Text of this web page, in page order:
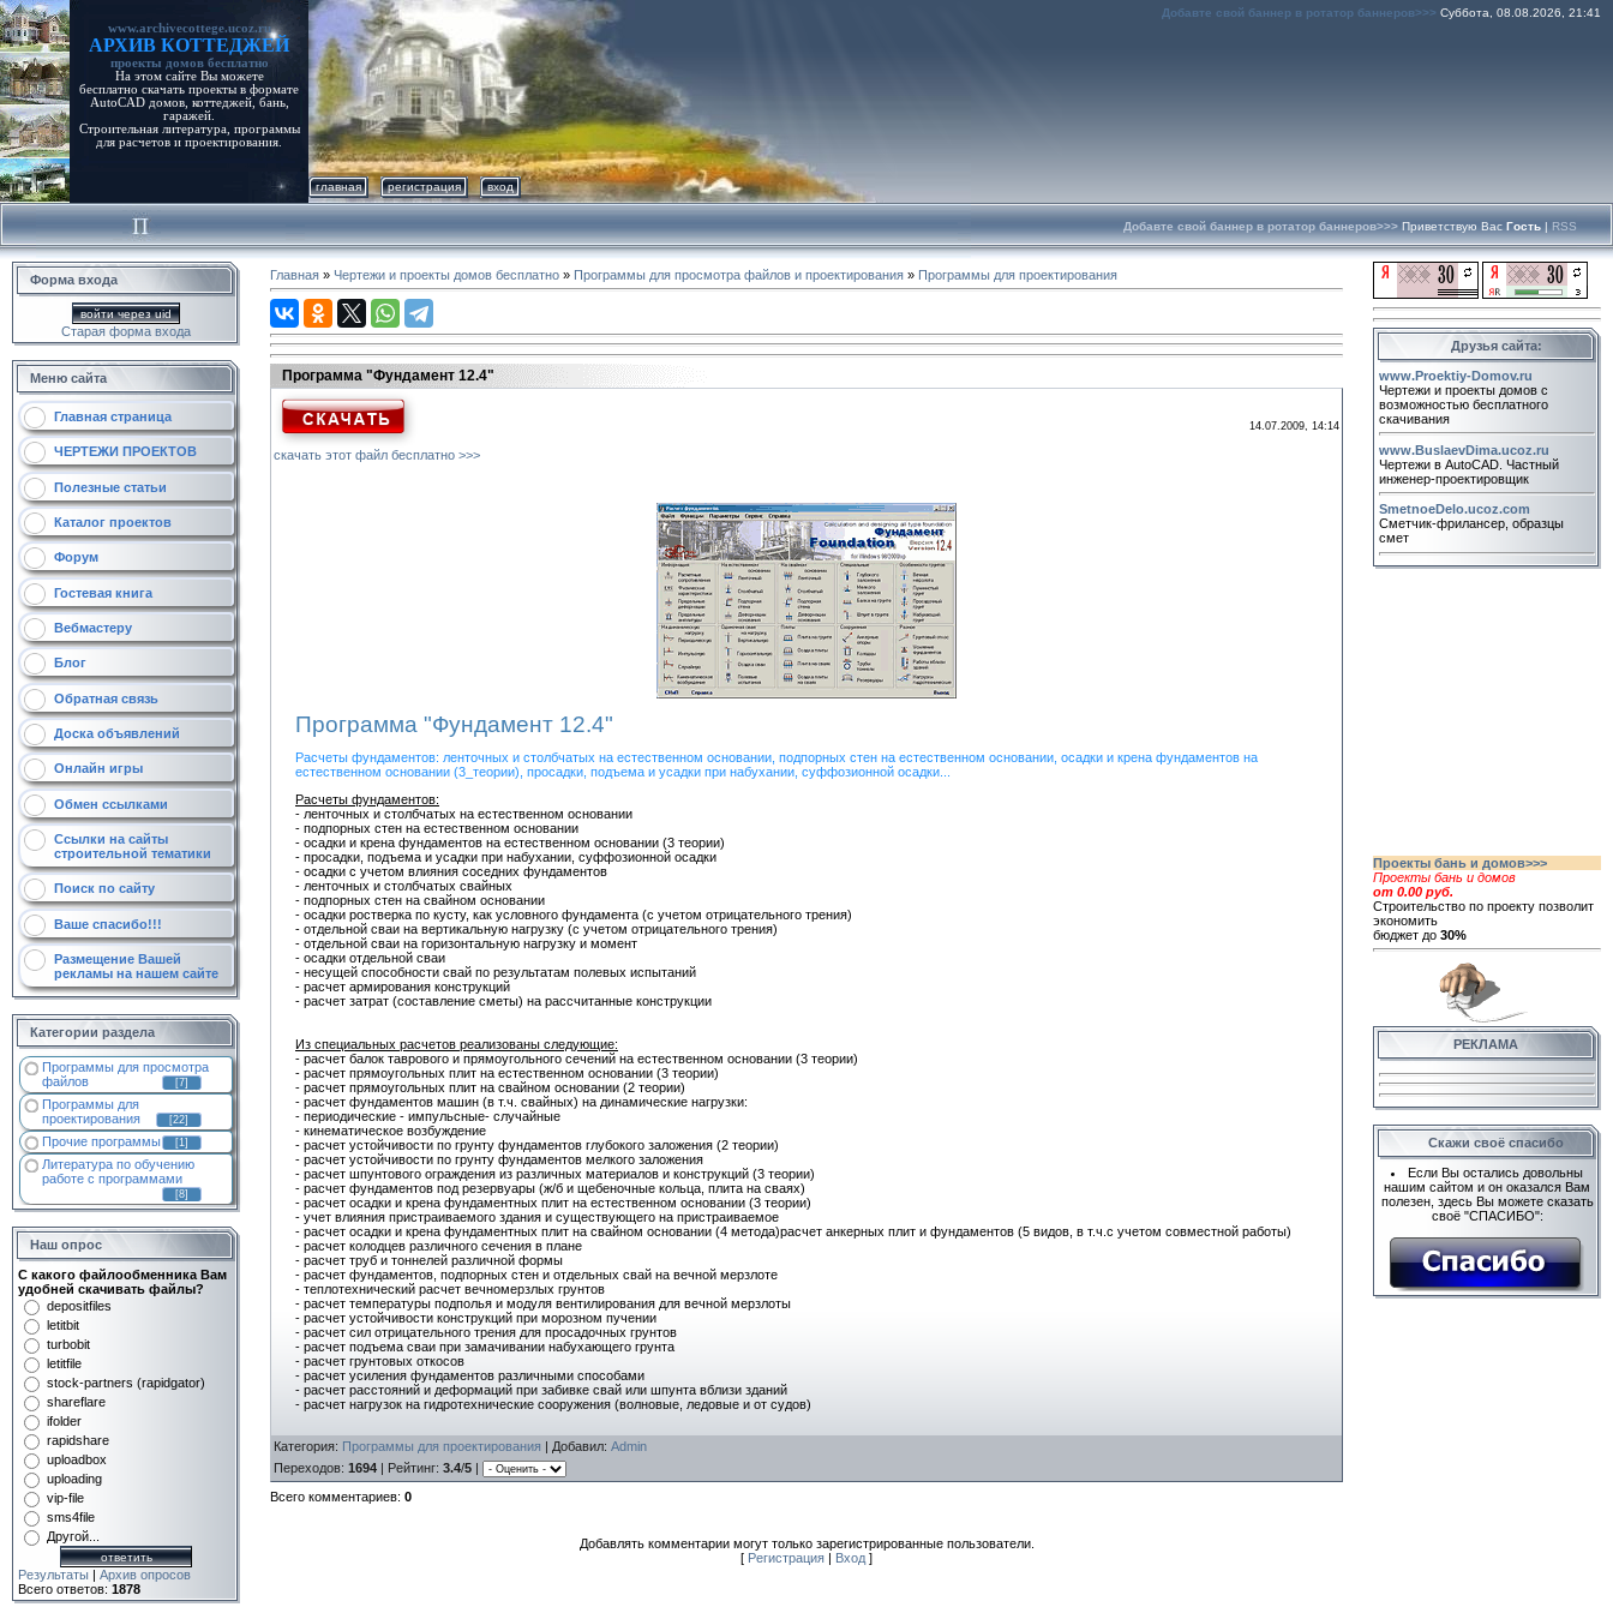
www.archivecottege.ucoz.ru
АРХИВ КОТТЕДЖЕЙ
проекты домов бесплатно
На этом сайте Вы можете
бесплатно скачать проекты в формате
AutoCAD домов, коттеджей, бань,
гаражей.
Строительная литература, программы
для расчетов и проектирования.
Добавте свой баннер в ротатор баннеров>>> Суббота, 08.08.2026, 21:41
главная регистрация вход
Добавте свой баннер в ротатор баннеров>>> Приветствую Вас Гость | RSS
Форма входа
войти через uid
Старая форма входа
Меню сайта
Главная страница
ЧЕРТЕЖИ ПРОЕКТОВ
Полезные статьи
Каталог проектов
Форум
Гостевая книга
Вебмастеру
Блог
Обратная связь
Доска объявлений
Онлайн игры
Обмен ссылками
Ссылки на сайты
строительной тематики
Поиск по сайту
Ваше спасибо!!!
Размещение Вашей
рекламы на нашем сайте
Категории раздела
Программы для просмотра
файлов
[7]
Программы для
проектирования
[22]
Прочие программы [1]
Литература по обучению
работе с программами
[8]
Наш опрос
С какого файлообменника Вам
удобней скачивать файлы?
depositfiles
letitbit
turbobit
letitfile
stock-partners (rapidgator)
shareflare
ifolder
rapidshare
uploadbox
uploading
vip-file
sms4file
Другой...
Результаты | Архив опросов
Всего ответов: 1878
Главная » Чертежи и проекты домов бесплатно » Программы для просмотра файлов и проектирования » Программы для проектирования
Программа "Фундамент 12.4"
скачать этот файл бесплатно >>>
14.07.2009, 14:14
Программа "Фундамент 12.4"
Расчеты фундаментов: ленточных и столбчатых на естественном основании, подпорных стен на естественном основании, осадки и крена фундаментов на
естественном основании (3_теории), просадки, подъема и усадки при набухании, суффозионной осадки...
Расчеты фундаментов:
- ленточных и столбчатых на естественном основании
- подпорных стен на естественном основании
- осадки и крена фундаментов на естественном основании (3 теории)
- просадки, подъема и усадки при набухании, суффозионной осадки
- осадки с учетом влияния соседних фундаментов
- ленточных и столбчатых свайных
- подпорных стен на свайном основании
- осадки ростверка по кусту, как условного фундамента (с учетом отрицательного трения)
- отдельной сваи на вертикальную нагрузку (с учетом отрицательного трения)
- отдельной сваи на горизонтальную нагрузку и момент
- осадки отдельной сваи
- несущей способности свай по результатам полевых испытаний
- расчет армирования конструкций
- расчет затрат (составление сметы) на рассчитанные конструкции
Из специальных расчетов реализованы следующие:
- расчет балок таврового и прямоугольного сечений на естественном основании (3 теории)
- расчет прямоугольных плит на естественном основании (3 теории)
- расчет прямоугольных плит на свайном основании (2 теории)
- расчет фундаментов машин (в т.ч. свайных) на динамические нагрузки:
- периодические - импульсные- случайные
- кинематическое возбуждение
- расчет устойчивости по грунту фундаментов глубокого заложения (2 теории)
- расчет устойчивости по грунту фундаментов мелкого заложения
- расчет шпунтового ограждения из различных материалов и конструкций (3 теории)
- расчет фундаментов под резервуары (ж/б и щебеночные кольца, плита на сваях)
- расчет осадки и крена фундаментных плит на естественном основании (3 теории)
- учет влияния пристраиваемого здания и существующего на пристраиваемое
- расчет осадки и крена фундаментных плит на свайном основании (4 метода)расчет анкерных плит и фундаментов (5 видов, в т.ч.с учетом совместной работы)
- расчет колодцев различного сечения в плане
- расчет труб и тоннелей различной формы
- расчет фундаментов, подпорных стен и отдельных свай на вечной мерзлоте
- теплотехнический расчет вечномерзлых грунтов
- расчет температуры подполья и модуля вентилирования для вечной мерзлоты
- расчет устойчивости конструкций при морозном пучении
- расчет сил отрицательного трения для просадочных грунтов
- расчет подъема сваи при замачивании набухающего грунта
- расчет грунтовых откосов
- расчет усиления фундаментов различными способами
- расчет расстояний и деформаций при забивке свай или шпунта вблизи зданий
- расчет нагрузок на гидротехнические сооружения (волновые, ледовые и от судов)
Категория: Программы для проектирования | Добавил: Admin
Переходов: 1694 | Рейтинг: 3.4/5 |
Всего комментариев: 0
Добавлять комментарии могут только зарегистрированные пользователи.
[ Регистрация | Вход ]
Друзья сайта:
www.Proektiy-Domov.ru
Чертежи и проекты домов с
возможностью бесплатного
скачивания
www.BuslaevDima.ucoz.ru
Чертежи в AutoCAD. Частный
инженер-проектировщик
SmetnoeDelo.ucoz.com
Сметчик-фрилансер, образцы
смет
Проекты бань и домов>>>
Проекты бань и домов
от 0.00 руб.
Строительство по проекту позволит
экономить
бюджет до 30%
РЕКЛАМА
Скажи своё спасибо
Если Вы остались довольны
нашим сайтом и он оказался Вам
полезен, здесь Вы можете сказать
своё "СПАСИБО":